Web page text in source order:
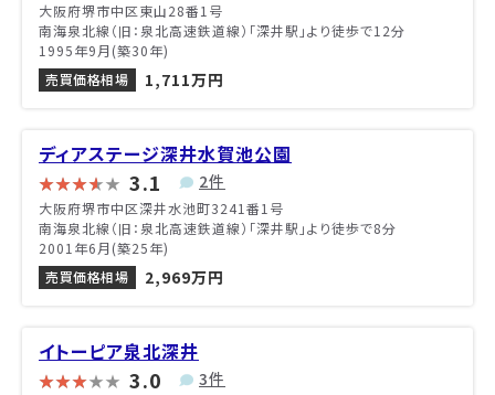
大阪府堺市中区東山28番1号
南海泉北線（旧：泉北高速鉄道線）「深井駅」より徒歩で12分
1995年9月(築30年)
売買価格相場
1,711万円
ディアステージ深井水賀池公園
3.1 2件
大阪府堺市中区深井水池町3241番1号
南海泉北線（旧：泉北高速鉄道線）「深井駅」より徒歩で8分
2001年6月(築25年)
売買価格相場
2,969万円
イトーピア泉北深井
3.0 3件